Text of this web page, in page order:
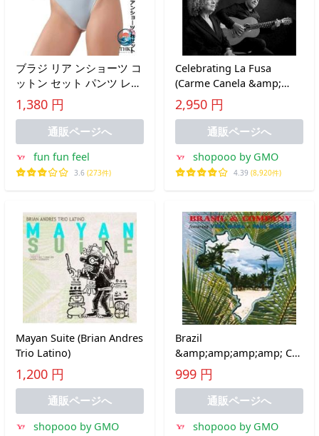
ブラジ リア ンショーツ コ
ットン セット パンツ レデ
ィース ユニセックスショ
ーツ ビキニ ハイレグ メン
ズ ビキニシ おしゃれ 快適
きれいめ デイリー
1,380 円
通販ページへ
fun fun feel
3.6 (273件)
Celebrating La Fusa
(Carme Canela &amp;
Jurandir Santana)
2,950 円
通販ページへ
shopooo by GMO
4.39 (8,920件)
Mayan Suite (Brian Andres
Trio Latino)
1,200 円
通販ページへ
shopooo by GMO
Brazil
&amp;amp;amp;amp; Co.
(Paul Myers
&amp;amp;amp;amp;
Vera Mara)
999 円
通販ページへ
shopooo by GMO